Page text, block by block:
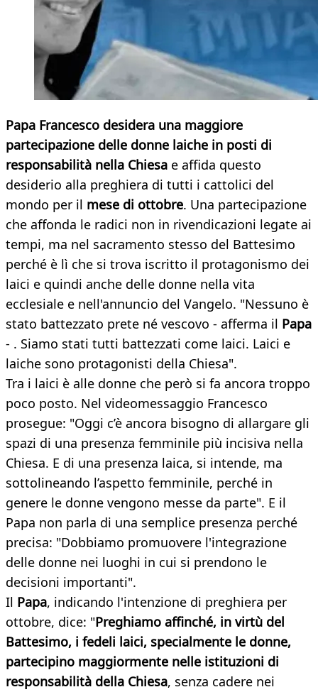
Papa Francesco desidera una maggiore
partecipazione delle donne laiche in posti di
responsabilità nella Chiesa e affida questo
desiderio alla preghiera di tutti i cattolici del
mondo per il mese di ottobre. Una partecipazione
che affonda le radici non in rivendicazioni legate ai
tempi, ma nel sacramento stesso del Battesimo
perché è lì che si trova iscritto il protagonismo dei
laici e quindi anche delle donne nella vita
ecclesiale e nell'annuncio del Vangelo. "Nessuno è
stato battezzato prete né vescovo - afferma il Papa
- . Siamo stati tutti battezzati come laici. Laici e
laiche sono protagonisti della Chiesa".
Tra i laici è alle donne che però si fa ancora troppo
poco posto. Nel videomessaggio Francesco
prosegue: "Oggi c’è ancora bisogno di allargare gli
spazi di una presenza femminile più incisiva nella
Chiesa. E di una presenza laica, si intende, ma
sottolineando l’aspetto femminile, perché in
genere le donne vengono messe da parte". E il
Papa non parla di una semplice presenza perché
precisa: "Dobbiamo promuovere l'integrazione
delle donne nei luoghi in cui si prendono le
decisioni importanti".
Il Papa, indicando l'intenzione di preghiera per
ottobre, dice: "Preghiamo affinché, in virtù del
Battesimo, i fedeli laici, specialmente le donne,
partecipino maggiormente nelle istituzioni di
responsabilità della Chiesa, senza cadere nei